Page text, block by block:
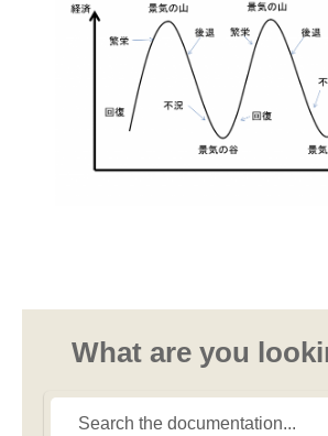
What are you